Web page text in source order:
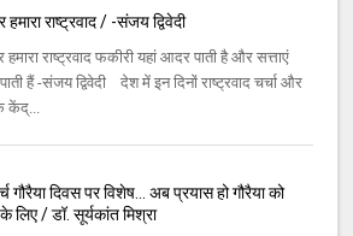
राष्ट्रवाद / -संजय द्विवेदी
राष्ट्रवाद फकीरी यहां आदर पाती है और सत्ताएं
हैं -संजय द्विवेदी देश में इन दिनों राष्ट्रवाद चर्चा और
केंद्...
गौरैया दिवस पर विशेष... अब प्रयास हो गौरैया को
लिए / डॉ. सूर्यकांत मिश्रा